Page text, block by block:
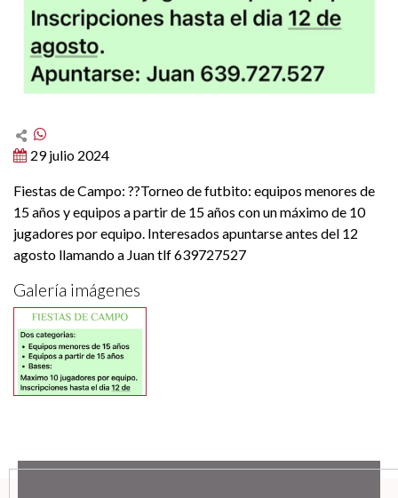
29 julio 2024
Fiestas de Campo: ??Torneo de futbito: equipos menores de
15 años y equipos a partir de 15 años con un máximo de 10
jugadores por equipo. Interesados apuntarse antes del 12
agosto llamando a Juan tlf 639727527
Galería imágenes